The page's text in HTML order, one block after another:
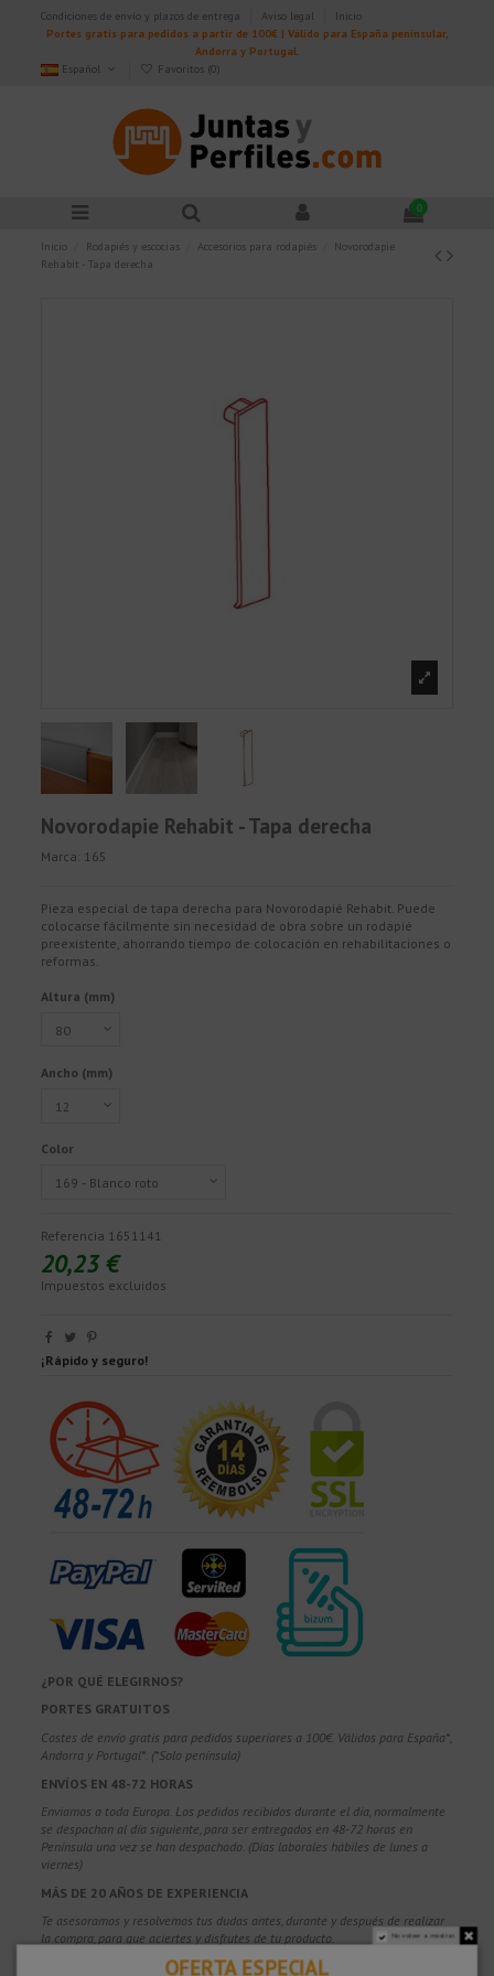
Condiciones de envío y plazos de entrega Aviso legal
Inicio
Portes gratis para pedidos a partir de 100€ | Válido para España peninsular,
Andorra y Portugal.
Español
Favoritos (0)
0
Inicio Rodapiés y escocias Accesorios para rodapiés
Novorodapie
Rehabit - Tapa derecha
Novorodapie Rehabit - Tapa derecha
Marca: 165
Pieza especial de tapa derecha para Novorodapié Rehabit. Puede
colocarse fácilmente sin necesidad de obra sobre un rodapié
preexistente, ahorrando tiempo de colocación en rehabilitaciones o
reformas.
Altura (mm)
Ancho (mm)
Color
Referencia 1651141
20,23 €
Impuestos excluidos
¡Rápido y seguro!
¿POR QUÉ ELEGIRNOS?
PORTES GRATUITOS
Costes de envío gratis para pedidos superiores a 100€. Válidos para España*,
Andorra y Portugal*. (*Solo península)
ENVÍOS EN 48-72 HORAS
Enviamos a toda Europa. Los pedidos recibidos durante el día, normalmente
se despachan al día siguiente, para ser entregados en 48-72 horas en
Península una vez se han despachado. (Días laborales hábiles de lunes a
viernes)
MÁS DE 20 AÑOS DE EXPERIENCIA
Te asesoramos y resolvemos tus dudas antes, durante y después de realizar
la compra, para que aciertes y disfrutes de tu producto.
COMPRA CON CONFIANZA
No volver a mostrar.
OFERTA ESPECIAL